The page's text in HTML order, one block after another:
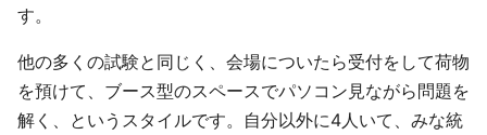
す。
他の多くの試験と同じく、会場についたら受付をして荷物
を預けて、ブース型のスペースでパソコン見ながら問題を
解く、というスタイルです。自分以外に4人いて、みな統